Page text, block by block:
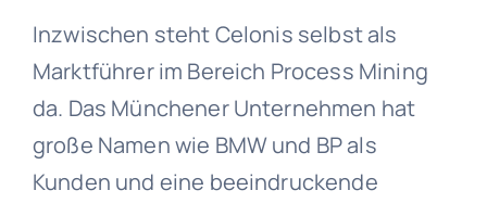
Inzwischen steht Celonis selbst als
Marktführer im Bereich Process Mining
da. Das Münchener Unternehmen hat
große Namen wie BMW und BP als
Kunden und eine beeindruckende